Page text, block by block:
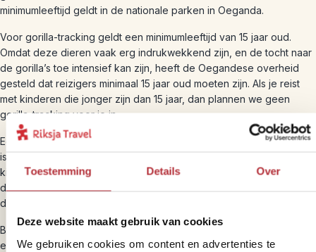
Toestemming Details Over
Deze website maakt gebruik van cookies
We gebruiken cookies om content en advertenties te
minimumleeftijd geldt in de nationale parken in Oeganda.
Voor gorilla-tracking geldt een minimumleeftijd van 15 jaar oud.
Omdat deze dieren vaak erg indrukwekkend zijn, en de tocht naar
de gorilla’s toe intensief kan zijn, heeft de Oegandese overheid
gesteld dat reizigers minimaal 15 jaar oud moeten zijn. Als je reist
met kinderen die jonger zijn dan 15 jaar, dan plannen we geen
gorilla-tracking voor je in.
Een bezoek aan de chimpansees is wat toegankelijk, en daardoor
is de minimumleeftijd jonger. Voor chimpansee-tracking moeten
kinderen minimaal 12 jaar oud zijn. Hiervoor geldt hetzelfde als voor
de gorilla-tracking. Reis je met kinderen onder de 12, dan halen we
deze activiteit uit jullie reisschema.
Bij de meeste accommodaties rondom wildparken biedt het hotel
een ‘oppas-service’ aan. Daarmee kun je ervoor kiezen om de